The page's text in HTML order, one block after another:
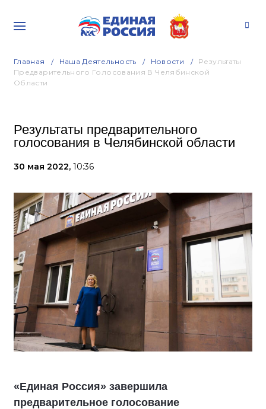
Главная Наша Деятельность Новости
Результаты
Предварительного Голосования В Челябинской
Области
Результаты предварительного
голосования в Челябинской области
30 мая 2022, 10:36
«Единая Россия» завершила
предварительное голосование